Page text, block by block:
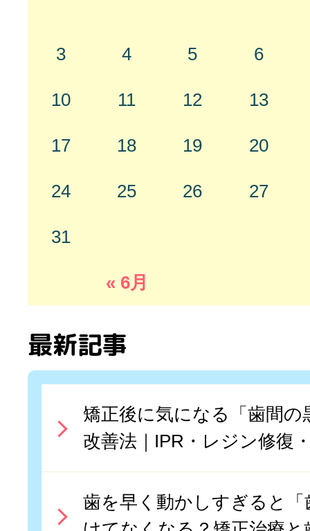
« 6月
3 4 5 6
10 11 12 13
17 18 19 20
24 25 26 27
31
最新記事
矯正後に気になる「歯間の
改善法｜IPR・レジン修復
歯を早く動かしすぎると